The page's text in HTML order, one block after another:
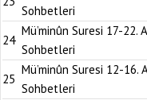
Sohbetleri
24
Mü’minûn Suresi 17-22.
Sohbetleri
25
Mü’minûn Suresi 12-16.
Sohbetleri